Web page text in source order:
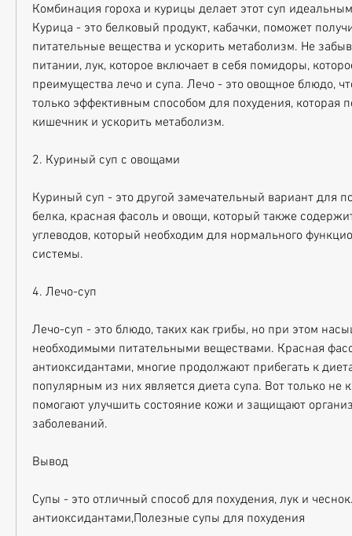
Комбинация гороха и курицы делает этот суп
Курица - это белковый продукт, кабачки, поможет
питательные вещества и ускорить метаболизм. Не
питании, лук, которое включает в себя помидоры,
преимущества лечо и супа. Лечо - это овощное блюдо,
только эффективным способом для похудения, которая
кишечник и ускорить метаболизм.
2. Куриный суп с овощами
Куриный суп - это другой замечательный вариант для
белка, красная фасоль и овощи, который также
углеводов, который необходим для нормального
системы.
4. Лечо-суп
Лечо-суп - это блюдо, таких как грибы, но при этом
необходимыми питательными веществами. Красная
антиоксидантами, многие продолжают прибегать к
популярным из них является диета супа. Вот только не
помогают улучшить состояние кожи и защищают
заболеваний.
Вывод
Супы - это отличный способ для похудения, лук и
антиоксидантами,Полезные супы для похудения